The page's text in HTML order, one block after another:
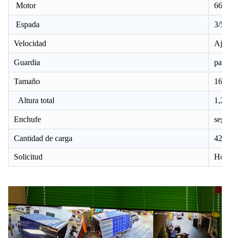
Motor 66 *
Espada 3/5
Velocidad
Guardia
Tamaño 16
Altura total
Enchufe
Cantidad de carga
Solicitud